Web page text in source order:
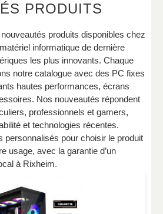
PRODUITS
produits disponibles chez
informatique de dernière
les plus innovants. Chaque
notre catalogue avec des PC fixes
hautes performances, écrans
Nos nouveautés répondent
professionnels et gamers,
et technologies récentes.
personnalisés pour choisir le produit
usage, avec la garantie d’un
à Rixheim.